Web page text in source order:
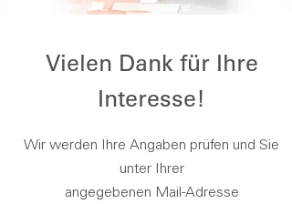
Vielen Dank für Ihre
Interesse!
Wir werden Ihre Angaben prüfen und Sie
unter Ihrer
angegebenen Mail-Adresse